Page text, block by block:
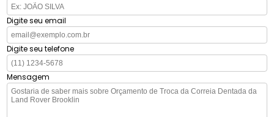
Digite seu email
Digite seu telefone
Mensagem